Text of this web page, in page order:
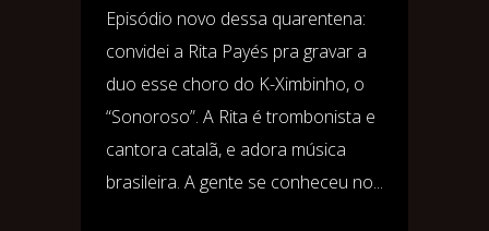
Episódio novo dessa quarentena:
convidei a Rita Payés pra gravar a
duo esse choro do K-Ximbinho, o
“Sonoroso”. A Rita é trombonista e
cantora catalã, e adora música
brasileira. A gente se conheceu no...